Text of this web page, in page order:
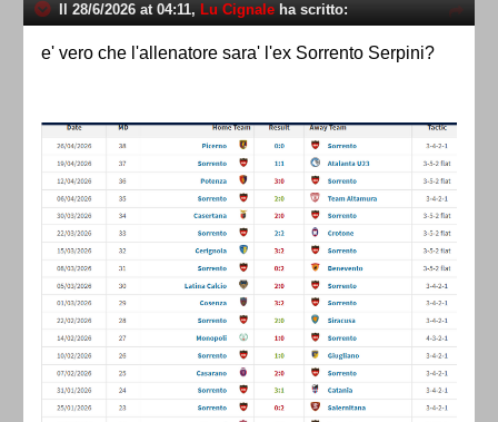
Il 28/6/2026 at 04:11, Lu Cignale ha scritto:
e' vero che l'allenatore sara' l'ex Sorrento Serpini?